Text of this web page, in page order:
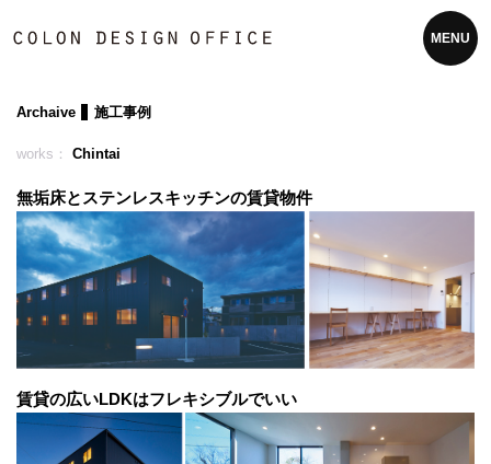
MENU
Archaive 施工事例
works： Chintai
無垢床とステンレスキッチンの賃貸物件
賃貸の広いLDKはフレキシブルでいい